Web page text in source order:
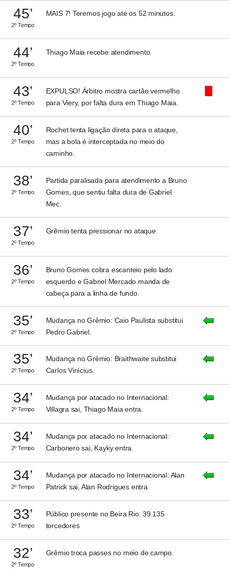
45’
2º Tempo
MAIS 7! Teremos jogo até os 52 minutos.
44’
2º Tempo
Thiago Maia recebe atendimento.
43’
2º Tempo
EXPULSO! Árbitro mostra cartão vermelho
para Viery, por falta dura em Thiago Maia.
40’
2º Tempo
Rochet tenta ligação direta para o ataque,
mas a bola é interceptada no meio do
caminho.
38’
2º Tempo
Partida paralisada para atendimento a Bruno
Gomes, que sentiu falta dura de Gabriel
Mec.
37’
2º Tempo
Grêmio tenta pressionar no ataque.
36’
2º Tempo
Bruno Gomes cobra escanteio pelo lado
esquerdo e Gabriel Mercado manda de
cabeça para a linha de fundo.
35’
2º Tempo
Mudança no Grêmio: Caio Paulista substitui
Pedro Gabriel.
35’
2º Tempo
Mudança no Grêmio: Braithwaite substitui
Carlos Vinícius.
34’
2º Tempo
Mudança por atacado no Internacional:
Villagra sai, Thiago Maia entra.
34’
2º Tempo
Mudança por atacado no Internacional:
Carbonero sai, Kayky entra.
34’
2º Tempo
Mudança por atacado no Internacional: Alan
Patrick sai, Alan Rodrigues entra.
33’
2º Tempo
Público presente no Beira Rio: 39.135
torcedores
32’
2º Tempo
Grêmio troca passes no meio de campo.